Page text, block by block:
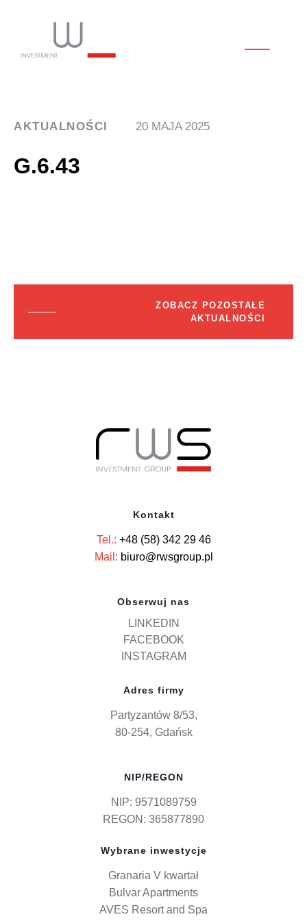
AKTUALNOŚCI 20 MAJA 2025
G.6.43
ZOBACZ POZOSTAŁE
AKTUALNOŚCI
Kontakt
Tel.: +48 (58) 342 29 46
Mail: biuro@rwsgroup.pl
Obserwuj nas
LINKEDIN
FACEBOOK
INSTAGRAM
Adres firmy
Partyzantów 8/53,
80-254, Gdańsk
NIP/REGON
NIP: 9571089759
REGON: 365877890
Wybrane inwestycje
Granaria V kwartał
Bulvar Apartments
AVES Resort and Spa